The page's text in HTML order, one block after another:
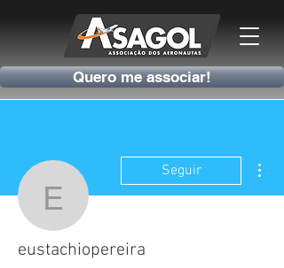
Quero me associar!
eustachiopereira
Seguir
eustachiopereira